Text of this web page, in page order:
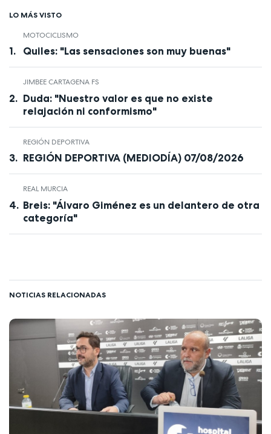
LO MÁS VISTO
MOTOCICLISMO
Quiles: "Las sensaciones son muy buenas"
JIMBEE CARTAGENA FS
Duda: "Nuestro valor es que no existe
relajación ni conformismo"
REGIÓN DEPORTIVA
REGIÓN DEPORTIVA (MEDIODÍA) 07/08/2026
REAL MURCIA
Breis: "Álvaro Giménez es un delantero de otra
categoría"
NOTICIAS RELACIONADAS